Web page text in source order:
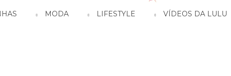
MODA LIFESTYLE VÍDEOS DA LULU